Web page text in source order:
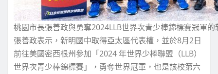
桃園市長張善政與勇奪2024LLB世界次青少棒錦標賽冠軍
張善政表示，新明國中取得亞太區代表權，並於8月2日
前往美國密西根州參加「2024 年世界少棒聯盟（LLB）
世界次青少棒錦標賽」，勇奪世界冠軍，也是該校第六